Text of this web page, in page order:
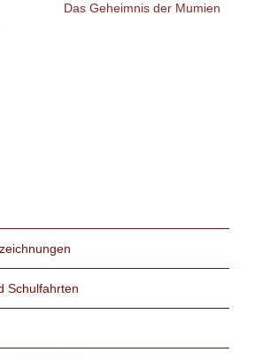
Das Geheimnis der Mumien
Schulfahrten